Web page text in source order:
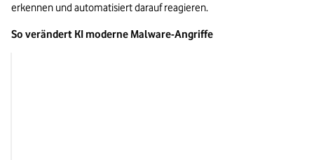
erkennen und automatisiert darauf reagieren.
So verändert KI moderne Malware-Angriffe